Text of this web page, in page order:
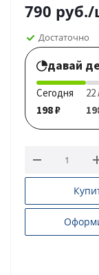
790 руб./
Достаточно
давай
Сегодня
198 ₽
22